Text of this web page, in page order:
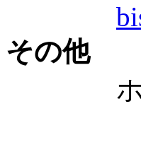
その他
ホーム